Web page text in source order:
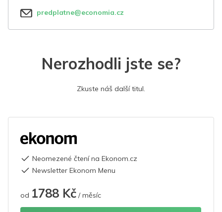
predplatne@economia.cz
Nerozhodli jste se?
Zkuste náš další titul.
Neomezené čtení na Ekonom.cz
Newsletter Ekonom Menu
od 1788 Kč / měsíc